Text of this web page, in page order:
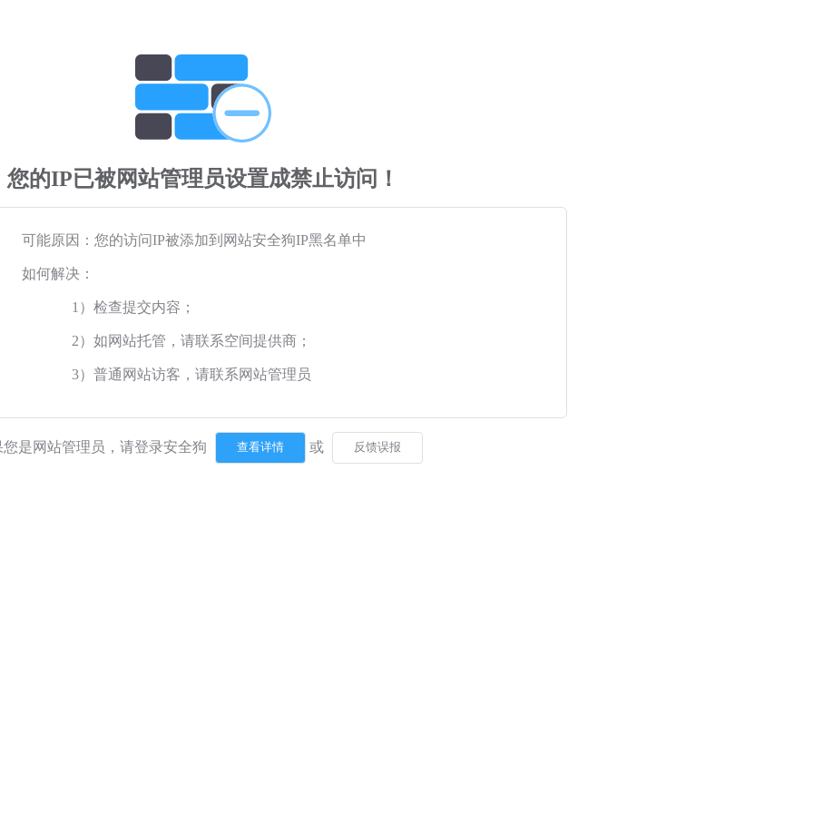
您的IP已被网站管理员设置成禁止访问！
可能原因：您的访问IP被添加到网站安全狗IP黑名单中
如何解决：
1）检查提交内容；
2）如网站托管，请联系空间提供商；
3）普通网站访客，请联系网站管理员
您是网站管理员，请登录安全狗 或